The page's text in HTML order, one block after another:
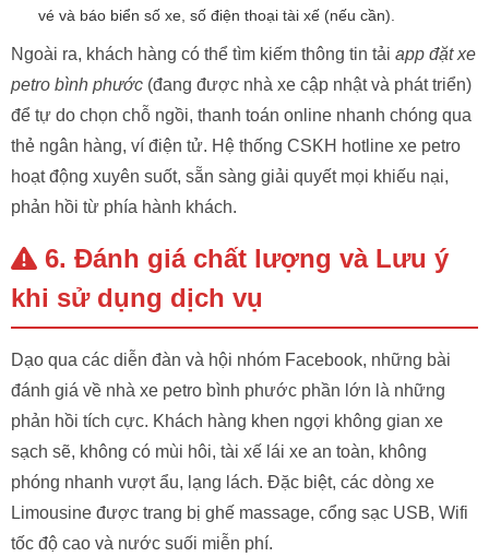
vé và báo biển số xe, số điện thoại tài xế (nếu cần).
Ngoài ra, khách hàng có thể tìm kiếm thông tin tải app đặt xe
petro bình phước (đang được nhà xe cập nhật và phát triển)
để tự do chọn chỗ ngồi, thanh toán online nhanh chóng qua
thẻ ngân hàng, ví điện tử. Hệ thống CSKH hotline xe petro
hoạt động xuyên suốt, sẵn sàng giải quyết mọi khiếu nại,
phản hồi từ phía hành khách.
6. Đánh giá chất lượng và Lưu ý
khi sử dụng dịch vụ
Dạo qua các diễn đàn và hội nhóm Facebook, những bài
đánh giá về nhà xe petro bình phước phần lớn là những
phản hồi tích cực. Khách hàng khen ngợi không gian xe
sạch sẽ, không có mùi hôi, tài xế lái xe an toàn, không
phóng nhanh vượt ẩu, lạng lách. Đặc biệt, các dòng xe
Limousine được trang bị ghế massage, cổng sạc USB, Wifi
tốc độ cao và nước suối miễn phí.